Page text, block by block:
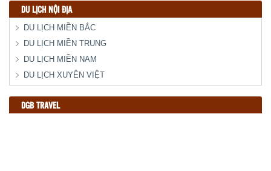
DU LỊCH NỘI ĐỊA
DU LỊCH MIỀN BẮC
DU LỊCH MIỀN TRUNG
DU LỊCH MIỀN NAM
DU LỊCH XUYÊN VIỆT
DGB TRAVEL